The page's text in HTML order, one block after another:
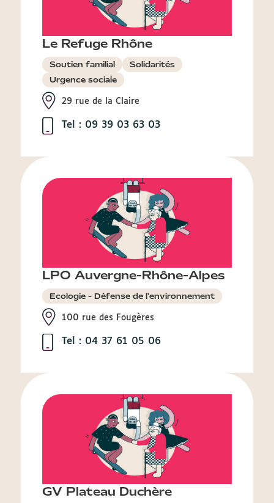
Le Refuge Rhône
Soutien familial
Solidarités
Urgence sociale
29 rue de la Claire
Tel : 09 39 03 63 03
LPO Auvergne-Rhône-Alpes
Ecologie - Défense de l'environnement
100 rue des Fougères
Tel : 04 37 61 05 06
GV Plateau Duchère